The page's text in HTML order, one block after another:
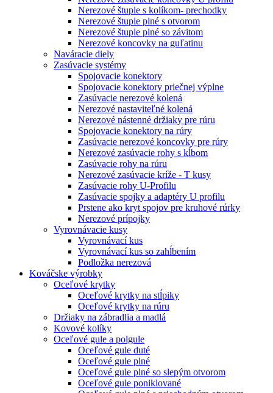
Nerezové štuple s kolíkom- prechodky
Nerezové štuple plné s otvorom
Nerezové štuple plné so závitom
Nerezové koncovky na guľatinu
Naváracie diely
Zasúvacie systémy
Spojovacie konektory
Spojovacie konektory priečnej výplne
Zasúvacie nerezové kolená
Nerezové nastaviteľné kolená
Nerezové nástenné držiaky pre rúru
Spojovacie konektory na rúry
Zasúvacie nerezové koncovky pre rúry
Nerezové zasúvacie rohy s kĺbom
Zasúvacie rohy na rúru
Nerezové zasúvacie kríže - T kusy
Zasúvacie rohy U-Profilu
Zasúvacie spojky a adaptéry U profilu
Prstene ako kryt spojov pre kruhové rúrky
Nerezové prípojky
Vyrovnávacie kusy
Vyrovnávací kus
Vyrovnávací kus so zahĺbením
Podložka nerezová
Kováčske výrobky
Oceľové krytky
Oceľové krytky na stĺpiky
Oceľové krytky na rúru
Držiaky na zábradlia a madlá
Kovové kolíky
Oceľové gule a polgule
Oceľové gule duté
Oceľové gule plné
Oceľové gule plné so slepým otvorom
Oceľové gule poniklované